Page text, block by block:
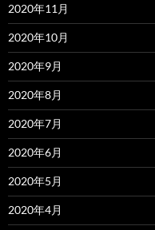
2020年11月
2020年10月
2020年9月
2020年8月
2020年7月
2020年6月
2020年5月
2020年4月